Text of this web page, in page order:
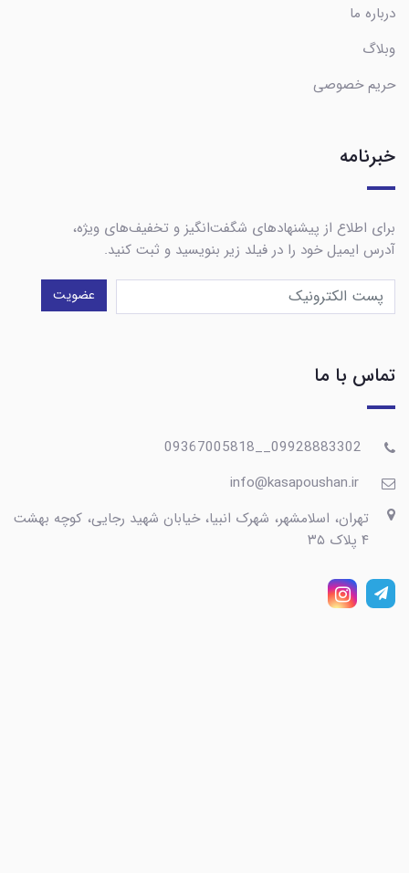
درباره ما
وبلاگ
حریم خصوصی
خبرنامه
برای اطلاع از پیشنهادهای شگفت‌انگیز و تخفیف‌های ویژه،
آدرس ایمیل خود را در فیلد زیر بنویسید و ثبت کنید.
عضویت
تماس با ما
تهران، اسلامشهر، شهرک انبیا، خیابان شهید رجایی، کوچه بهشت
۴ پلاک ۳۵